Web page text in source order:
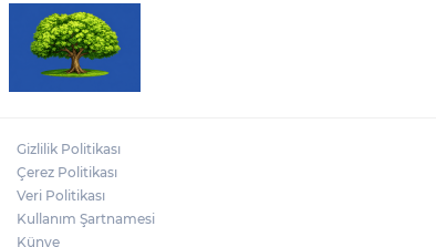
Gizlilik Politikası
Çerez Politikası
Veri Politikası
Kullanım Şartnamesi
Künye